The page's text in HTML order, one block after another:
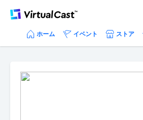
ホーム イベント ストア